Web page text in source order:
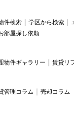
件検索 学区から検索
部屋探し依頼
物件ギャラリー 賃貸リ
管理コラム 売却コラム